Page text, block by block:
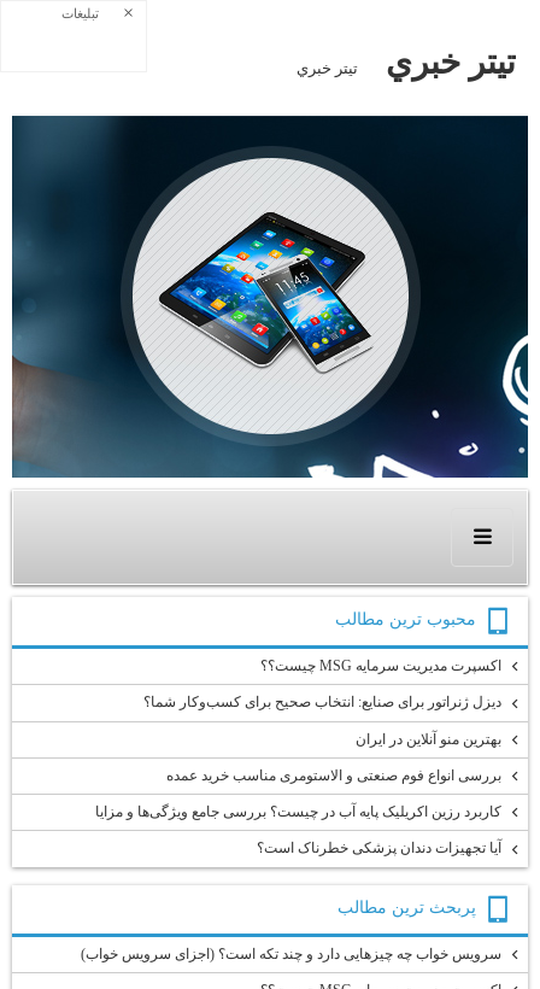
تيتر خبري تيتر خبري
محبوب ترين مطالب
اکسپرت مدیریت سرمایه MSG چیست؟؟
دیزل ژنراتور برای صنایع: انتخاب صحیح برای کسب‌وکار شما؟
بهترین منو آنلاین در ایران
بررسی انواع فوم صنعتی و الاستومری مناسب خرید عمده
کاربرد رزین اکریلیک پایه آب در چیست؟ بررسی جامع ویژگی‌ها و مزایا
آیا تجهیزات دندان پزشکی خطرناک است؟
پربحث ترين مطالب
سرویس خواب چه چیزهایی دارد و چند تکه است؟ (اجزای سرویس خواب)
تبلیغات ×